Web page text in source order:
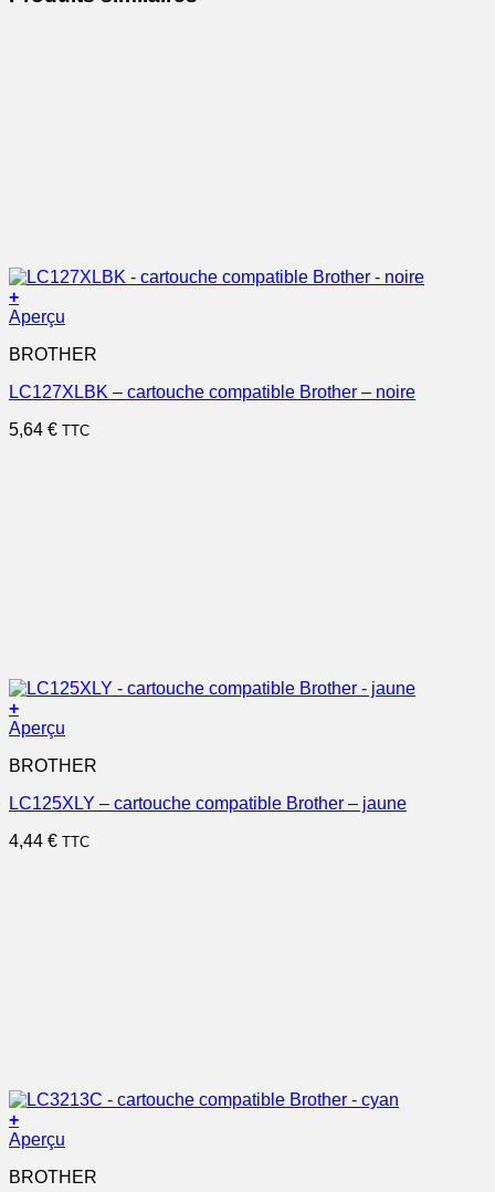
+
Aperçu
BROTHER
LC127XLBK – cartouche compatible Brother – noire
5,64 € TTC
+
Aperçu
BROTHER
LC125XLY – cartouche compatible Brother – jaune
4,44 € TTC
+
Aperçu
BROTHER